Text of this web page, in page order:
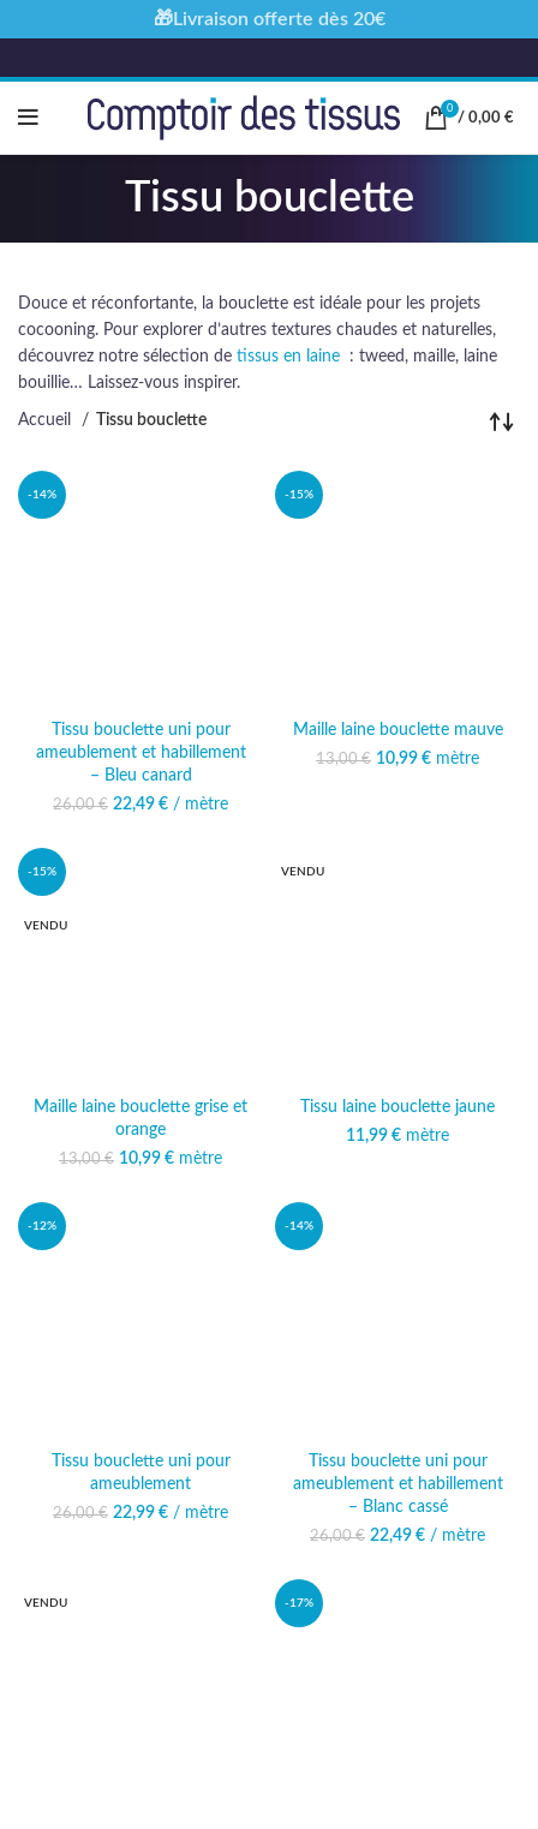
0
/ 0,00 €
Tissu bouclette
Douce et réconfortante, la bouclette est idéale pour les projets
cocooning. Pour explorer d’autres textures chaudes et naturelles,
découvrez notre sélection de tissus en laine : tweed, maille, laine
bouillie… Laissez-vous inspirer.
Accueil Tissu bouclette
-14%
Tissu bouclette uni pour
ameublement et habillement
– Bleu canard
26,00€
Le prix initial était :
22,49 €
Le prix
/ mètre
-15%
Maille laine bouclette mauve
13,00€ Le prix initial était :
10,99 €
Le prix
mètre
-15%
VENDU
Maille laine bouclette grise et
orange
13,00€ Le prix initial était :
10,99 €
Le prix
mètre
VENDU
Tissu laine bouclette jaune
11,99 € mètre
-12%
Tissu bouclette uni pour
ameublement
26,00€
Le prix initial était :
22,99 €
Le prix
/ mètre
-14%
Tissu bouclette uni pour
ameublement et habillement
– Blanc cassé
26,00€
Le prix initial était :
22,49 €
Le prix
/ mètre
VENDU -17%
🎁Livraison offerte dès 20€